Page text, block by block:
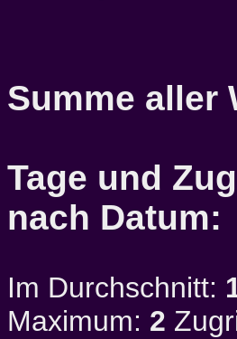
Summe aller
Tage und
nach
Im Durchschnitt:
Maximum: 2